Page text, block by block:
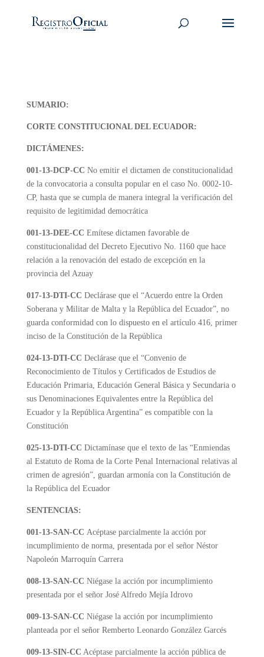
SUMARIO:
CORTE CONSTITUCIONAL DEL ECUADOR:
DICTÁMENES:
001-13-DCP-CC No emitir el dictamen de constitucionalidad
de la convocatoria a consulta popular en el caso No. 0002-10-
CP, hasta que se cumpla de manera integral la verificación del
requisito de legitimidad democrática
001-13-DEE-CC Emítese dictamen favorable de
constitucionalidad del Decreto Ejecutivo No. 1160 que hace
relación a la renovación del estado de excepción en la
provincia del Azuay
017-13-DTI-CC Declárase que el “Acuerdo entre la Orden
Soberana y Militar de Malta y la República del Ecuador”, no
guarda conformidad con lo dispuesto en el artículo 416, primer
inciso de la Constitución de la República
024-13-DTI-CC Declárase que el “Convenio de
Reconocimiento de Títulos y Certificados de Estudios de
Educación Primaria, Educación General Básica y Secundaria o
sus Denominaciones Equivalentes entre la República del
Ecuador y la República Argentina” es compatible con la
Constitución
025-13-DTI-CC Dictamínase que el texto de las “Enmiendas
al Estatuto de Roma de la Corte Penal Internacional relativas al
crimen de agresión”, guardan armonía con la Constitución de
la República del Ecuador
SENTENCIAS:
001-13-SAN-CC Acéptase parcialmente la acción por
incumplimiento de norma, presentada por el señor Néstor
Napoleón Marroquín Carrera
008-13-SAN-CC Niégase la acción por incumplimiento
presentada por el señor José Alfredo Mejía Idrovo
009-13-SAN-CC Niégase la acción por incumplimiento
planteada por el señor Remberto Leonardo González Garcés
009-13-SIN-CC Acéptase parcialmente la acción pública de